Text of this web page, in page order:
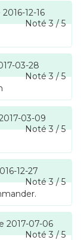
2016-12-16
Noté3/5
03-28
Noté3/5
03-09
Noté3/5
12-27
Noté3/5
2017-07-06
Noté3/5